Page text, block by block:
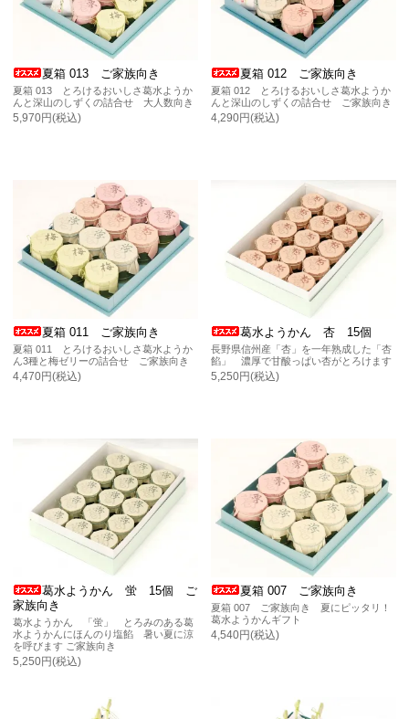
夏箱 013 ご家族向き
夏箱 013 とろけるおいしさ葛水ようか
んと深山のしずくの詰合せ 大人数向き
5,970円(税込)
夏箱 012 ご家族向き
夏箱 012 とろけるおいしさ葛水ようか
んと深山のしずくの詰合せ ご家族向き
4,290円(税込)
夏箱 011 ご家族向き
夏箱 011 とろけるおいしさ葛水ようか
ん3種と梅ゼリーの詰合せ ご家族向き
4,470円(税込)
葛水ようかん 杏 15個
長野県信州産「杏」を一年熟成した「杏
餡」 濃厚で甘酸っぱい杏がとろけます
5,250円(税込)
葛水ようかん 蛍 15個 ご
家族向き
葛水ようかん 「蛍」 とろみのある葛
水ようかんにほんのり塩餡 暑い夏に涼
を呼びます ご家族向き
5,250円(税込)
夏箱 007 ご家族向き
夏箱 007 ご家族向き 夏にピッタリ！
葛水ようかんギフト
4,540円(税込)